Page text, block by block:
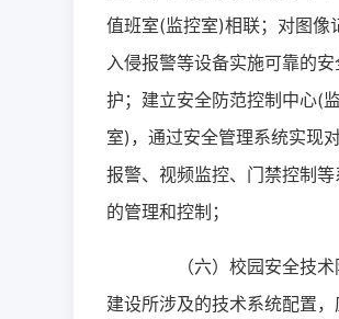
值班室(监控室)相联；对图像
入侵报警等设备实施可靠的安
护；建立安全防范控制中心(
室) ，通过安全管理系统实现
报警、视频监控、门禁控制等
的管理和控制；
（六）校园安全技术
建设所涉及的技术系统配置，